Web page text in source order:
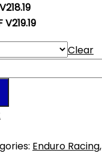
V219.19
Clear
Enduro Racing,